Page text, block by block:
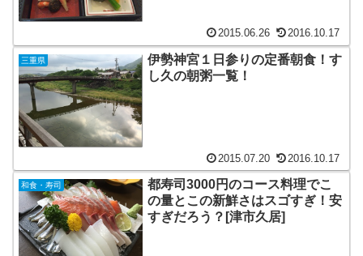
2015.06.26 2016.10.17
三重県
伊勢神宮１日参りの定番朝食！す
し久の朝粥一覧！
2015.07.20 2016.10.17
和食・寿司
都寿司3000円のコース料理でこ
の量とこの新鮮さはスゴすぎ！安
すぎだろう？[津市久居]